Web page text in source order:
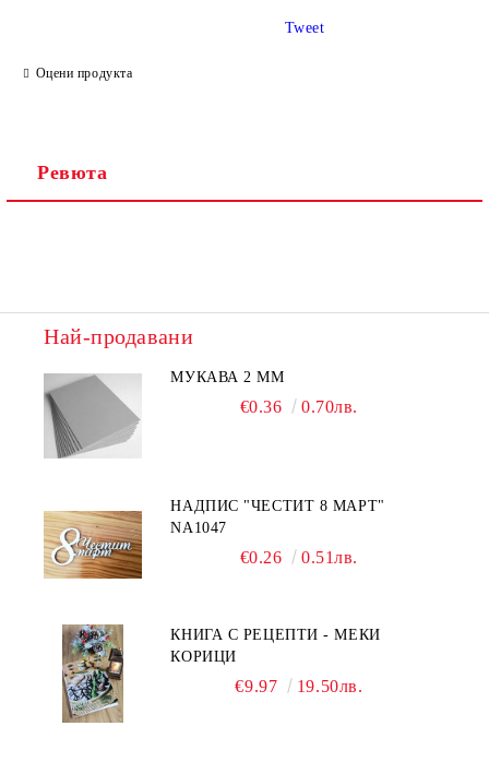
Оцени продукта
Tweet
Ревюта
Най-продавани
МУКАВА 2 ММ
€0.36 0.70лв.
НАДПИС "ЧЕСТИТ 8 МАРТ"
NA1047
€0.26 0.51лв.
КНИГА С РЕЦЕПТИ - МЕКИ
КОРИЦИ
€9.97 19.50лв.